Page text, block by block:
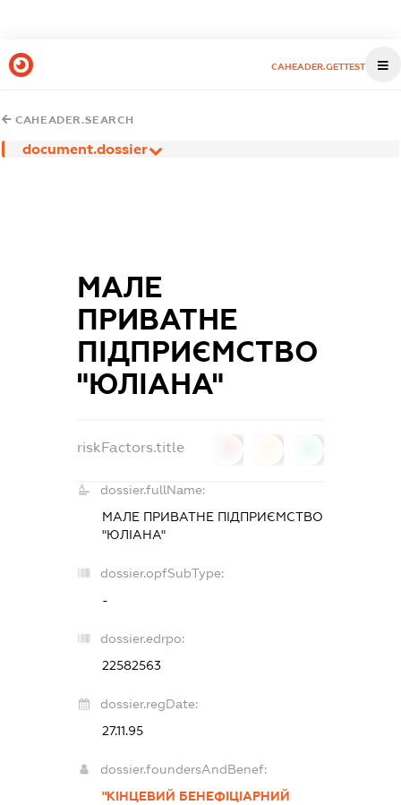
CAHEADER.GETTEST
CAHEADER.SEARCH
document.dossier
МАЛЕ
ПРИВАТНЕ
ПІДПРИЄМСТВО
"ЮЛІАНА"
riskFactors.title
dossier.fullName:
МАЛЕ ПРИВАТНЕ ПІДПРИЄМСТВО
"ЮЛІАНА"
dossier.opfSubType:
-
dossier.edrpo:
22582563
dossier.regDate:
27.11.95
dossier.foundersAndBenef:
"КІНЦЕВИЙ БЕНЕФІЦІАРНИЙ